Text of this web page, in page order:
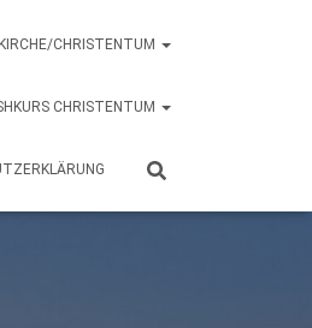
KIRCHE/CHRISTENTUM
CHRISTENTUM